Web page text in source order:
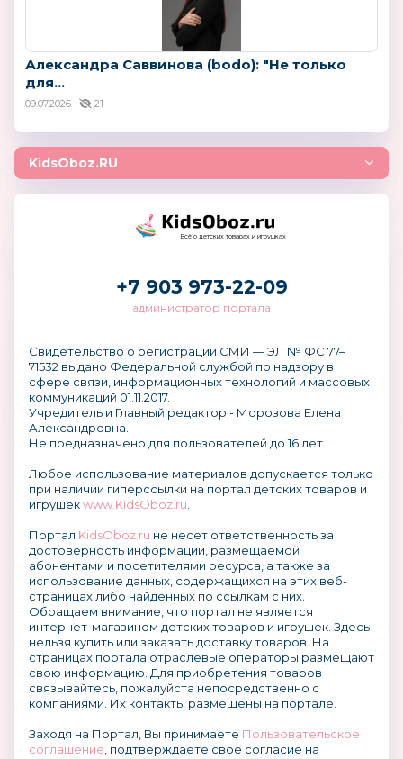
Александра Саввинова (bodo): "Не только
для...
09.07.2026 21
KidsOboz.RU
Всё о детских товарах и игрушках
+7 903 973-22-09
администратор портала
Свидетельство о регистрации СМИ — ЭЛ № ФС 77–
71532 выдано Федеральной службой по надзору в
сфере связи, информационных технологий и массовых
коммуникаций 01.11.2017.
Учредитель и Главный редактор - Морозова Елена
Александровна.
Не предназначено для пользователей до 16 лет.
Любое использование материалов допускается только
при наличии гиперссылки на портал детских товаров и
игрушекwww.KidsOboz.ru.
Портал KidsOboz.ru не несет ответственность за
достоверность информации, размещаемой
абонентами и посетителями ресурса, а также за
использование данных, содержащихся на этих веб-
страницах либо найденных по ссылкам с них.
Обращаем внимание, что портал не является
интернет-магазином детских товаров и игрушек. Здесь
нельзя купить или заказать доставку товаров. На
страницах портала отраслевые операторы размещают
свою информацию. Для приобретения товаров
связывайтесь, пожалуйста непосредственно с
компаниями. Их контакты размещены на портале.
Заходя на Портал, Вы принимаете Пользовательское
соглашение, подтверждаете свое согласие на